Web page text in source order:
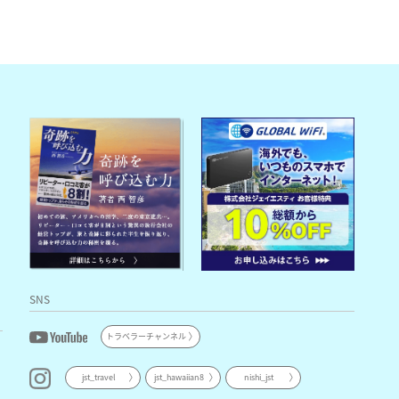
SNS
トラベラーチャンネル
jst_travel jst_hawaiian8 nishi_jst